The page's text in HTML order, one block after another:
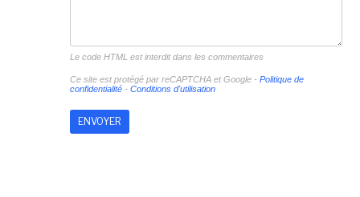
Le code HTML est interdit dans les commentaires
Ce site est protégé par reCAPTCHA et Google - Politique de
confidentialité- Conditions d'utilisation